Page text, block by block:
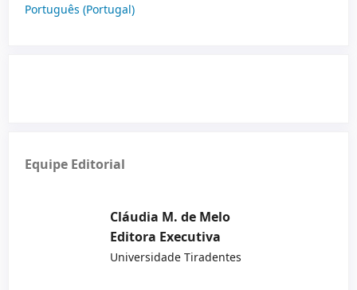
Português (Portugal)
Equipe Editorial
Cláudia M. de Melo
Editora Executiva
Universidade Tiradentes